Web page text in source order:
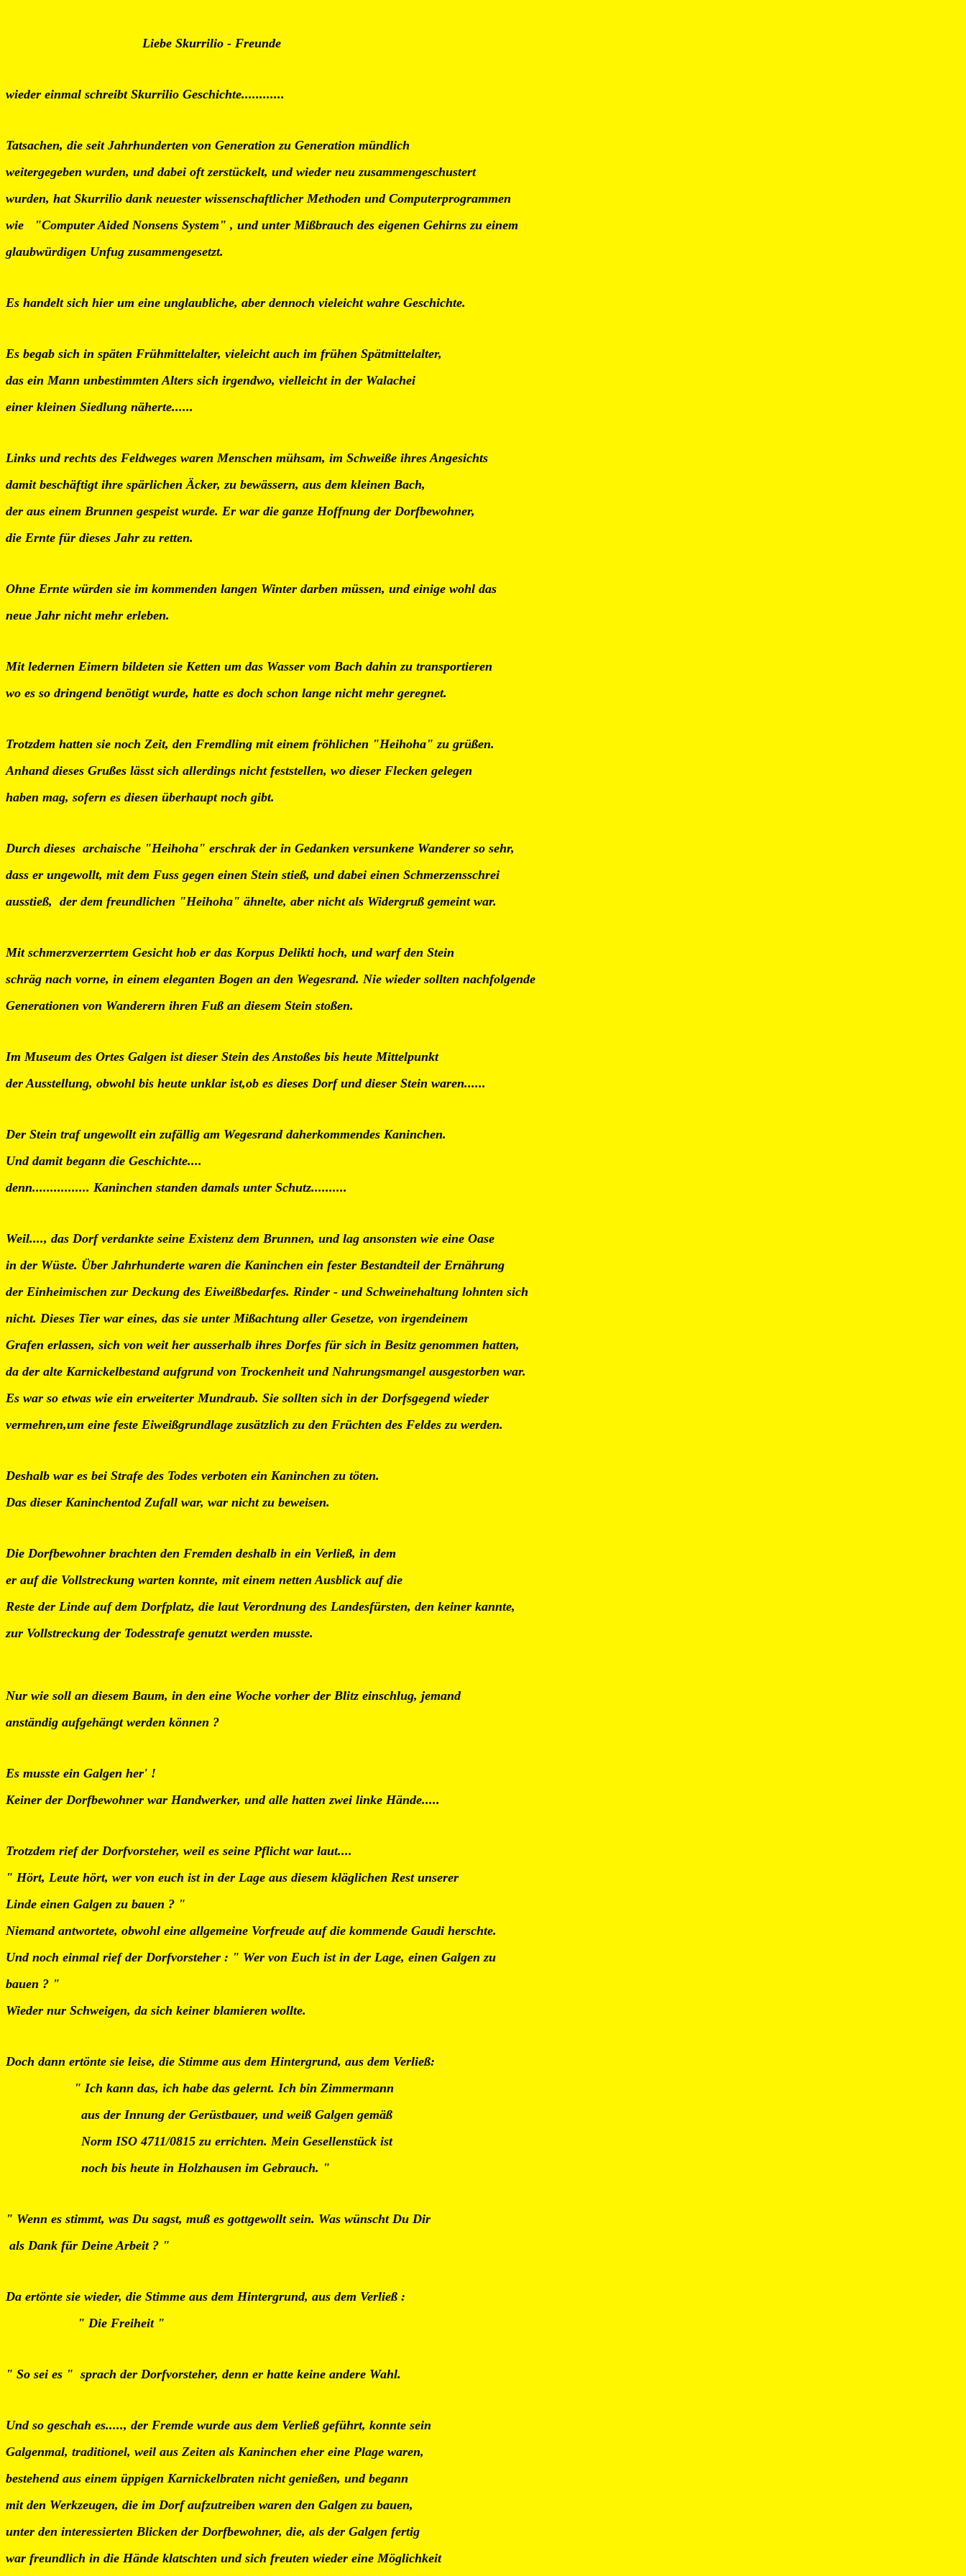
Liebe Skurrilio - Freunde
wieder einmal schreibt Skurrilio Geschichte............
Tatsachen, die seit Jahrhunderten von Generation zu Generation mündlich
weitergegeben wurden, und dabei oft zerstückelt, und wieder neu zusammengeschustert
wurden, hat Skurrilio dank neuester wissenschaftlicher Methoden und Computerprogrammen
wie "Computer Aided Nonsens System" , und unter Mißbrauch des eigenen Gehirns zu einem
glaubwürdigen Unfug zusammengesetzt.
Es handelt sich hier um eine unglaubliche, aber dennoch vieleicht wahre Geschichte.
Es begab sich in späten Frühmittelalter, vieleicht auch im frühen Spätmittelalter,
das ein Mann unbestimmten Alters sich irgendwo, vielleicht in der Walachei
einer kleinen Siedlung näherte......
Links und rechts des Feldweges waren Menschen mühsam, im Schweiße ihres Angesichts
damit beschäftigt ihre spärlichen Äcker, zu bewässern, aus dem kleinen Bach,
der aus einem Brunnen gespeist wurde. Er war die ganze Hoffnung der Dorfbewohner,
die Ernte für dieses Jahr zu retten.
Ohne Ernte würden sie im kommenden langen Winter darben müssen, und einige wohl das
neue Jahr nicht mehr erleben.
Mit ledernen Eimern bildeten sie Ketten um das Wasser vom Bach dahin zu transportieren
wo es so dringend benötigt wurde, hatte es doch schon lange nicht mehr geregnet.
Trotzdem hatten sie noch Zeit, den Fremdling mit einem fröhlichen "Heihoha" zu grüßen.
Anhand dieses Grußes lässt sich allerdings nicht feststellen, wo dieser Flecken gelegen
haben mag, sofern es diesen überhaupt noch gibt.
Durch dieses archaische "Heihoha" erschrak der in Gedanken versunkene Wanderer so sehr,
dass er ungewollt, mit dem Fuss gegen einen Stein stieß, und dabei einen Schmerzensschrei
ausstieß, der dem freundlichen "Heihoha" ähnelte, aber nicht als Widergruß gemeint war.
Mit schmerzverzerrtem Gesicht hob er das Korpus Delikti hoch, und warf den Stein
schräg nach vorne, in einem eleganten Bogen an den Wegesrand. Nie wieder sollten nachfolgende
Generationen von Wanderern ihren Fuß an diesem Stein stoßen.
Im Museum des Ortes Galgen ist dieser Stein des Anstoßes bis heute Mittelpunkt
der Ausstellung, obwohl bis heute unklar ist,ob es dieses Dorf und dieser Stein waren......
Der Stein traf ungewollt ein zufällig am Wegesrand daherkommendes Kaninchen.
Und damit begann die Geschichte....
denn................ Kaninchen standen damals unter Schutz..........
Weil...., das Dorf verdankte seine Existenz dem Brunnen, und lag ansonsten wie eine Oase
in der Wüste. Über Jahrhunderte waren die Kaninchen ein fester Bestandteil der Ernährung
der Einheimischen zur Deckung des Eiweißbedarfes. Rinder - und Schweinehaltung lohnten sich
nicht. Dieses Tier war eines, das sie unter Mißachtung aller Gesetze, von irgendeinem
Grafen erlassen, sich von weit her ausserhalb ihres Dorfes für sich in Besitz genommen hatten,
da der alte Karnickelbestand aufgrund von Trockenheit und Nahrungsmangel ausgestorben war.
Es war so etwas wie ein erweiterter Mundraub. Sie sollten sich in der Dorfsgegend wieder
vermehren,um eine feste Eiweißgrundlage zusätzlich zu den Früchten des Feldes zu werden.
Deshalb war es bei Strafe des Todes verboten ein Kaninchen zu töten.
Das dieser Kaninchentod Zufall war, war nicht zu beweisen.
Die Dorfbewohner brachten den Fremden deshalb in ein Verließ, in dem
er auf die Vollstreckung warten konnte, mit einem netten Ausblick auf die
Reste der Linde auf dem Dorfplatz, die laut Verordnung des Landesfürsten, den keiner kannte,
zur Vollstreckung der Todesstrafe genutzt werden musste.
Nur wie soll an diesem Baum, in den eine Woche vorher der Blitz einschlug, jemand
anständig aufgehängt werden können ?
Es musste ein Galgen her' !
Keiner der Dorfbewohner war Handwerker, und alle hatten zwei linke Hände.....
Trotzdem rief der Dorfvorsteher, weil es seine Pflicht war laut....
" Hört, Leute hört, wer von euch ist in der Lage aus diesem kläglichen Rest unserer
Linde einen Galgen zu bauen ? "
Niemand antwortete, obwohl eine allgemeine Vorfreude auf die kommende Gaudi herschte.
Und noch einmal rief der Dorfvorsteher : " Wer von Euch ist in der Lage, einen Galgen zu
bauen ? "
Wieder nur Schweigen, da sich keiner blamieren wollte.
Doch dann ertönte sie leise, die Stimme aus dem Hintergrund, aus dem Verließ:
" Ich kann das, ich habe das gelernt. Ich bin Zimmermann
aus der Innung der Gerüstbauer, und weiß Galgen gemäß
Norm ISO 4711/0815 zu errichten. Mein Gesellenstück ist
noch bis heute in Holzhausen im Gebrauch. "
" Wenn es stimmt, was Du sagst, muß es gottgewollt sein. Was wünscht Du Dir
als Dank für Deine Arbeit ? "
Da ertönte sie wieder, die Stimme aus dem Hintergrund, aus dem Verließ :
" Die Freiheit "
" So sei es " sprach der Dorfvorsteher, denn er hatte keine andere Wahl.
Und so geschah es....., der Fremde wurde aus dem Verließ geführt, konnte sein
Galgenmal, traditionel, weil aus Zeiten als Kaninchen eher eine Plage waren,
bestehend aus einem üppigen Karnickelbraten nicht genießen, und begann
mit den Werkzeugen, die im Dorf aufzutreiben waren den Galgen zu bauen,
unter den interessierten Blicken der Dorfbewohner, die, als der Galgen fertig
war freundlich in die Hände klatschten und sich freuten wieder eine Möglichkeit